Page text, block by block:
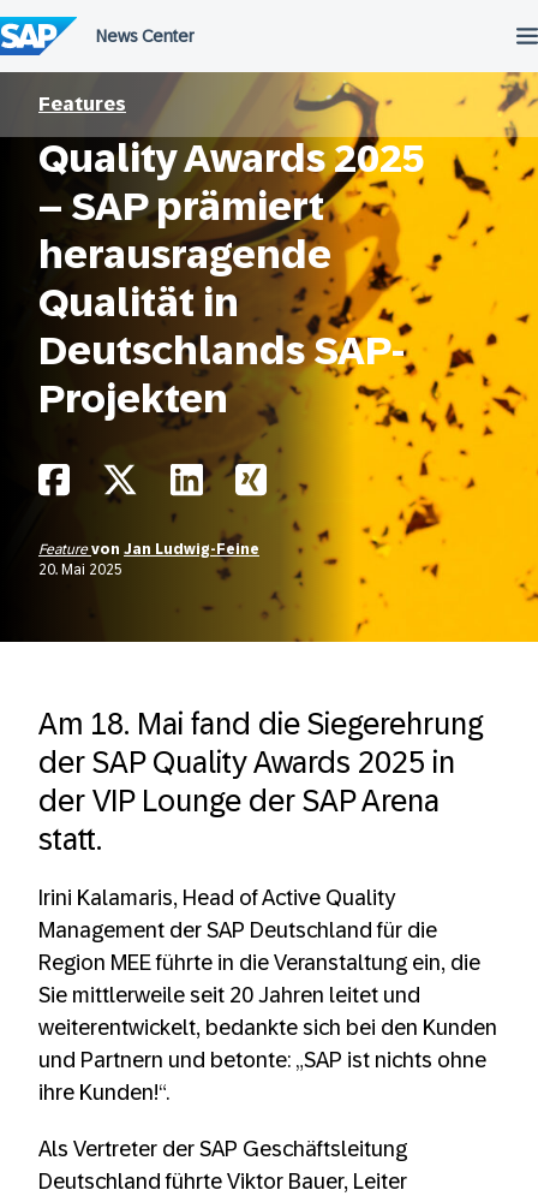
Features
Quality Awards 2025
– SAP prämiert
herausragende
Qualität in
Deutschlands SAP-
Projekten
Featurevon Jan Ludwig-Feine
20. Mai 2025
Am 18. Mai fand die Siegerehrung
der SAP Quality Awards 2025 in
der VIP Lounge der SAP Arena
statt.
Irini Kalamaris, Head of Active Quality
Management der SAP Deutschland für die
Region MEE führte in die Veranstaltung ein, die
Sie mittlerweile seit 20 Jahren leitet und
weiterentwickelt, bedankte sich bei den Kunden
und Partnern und betonte: „SAP ist nichts ohne
ihre Kunden!“.
Als Vertreter der SAP Geschäftsleitung
Deutschland führte Viktor Bauer, Leiter